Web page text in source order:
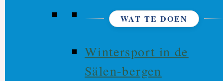
WAT TE DOEN
Wintersport in de
Sälen-bergen